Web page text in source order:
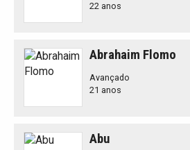
22 anos
Abrahaim Flomo
Avançado
21 anos
Abu